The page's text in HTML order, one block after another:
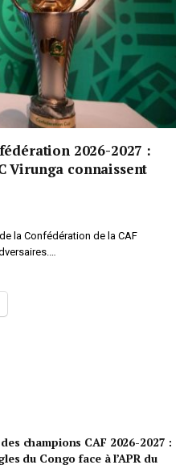
2026-2027 :
Virunga connaissent
la Confédération de la CAF
champions CAF 2026-2027 :
du Congo face à l’APR du